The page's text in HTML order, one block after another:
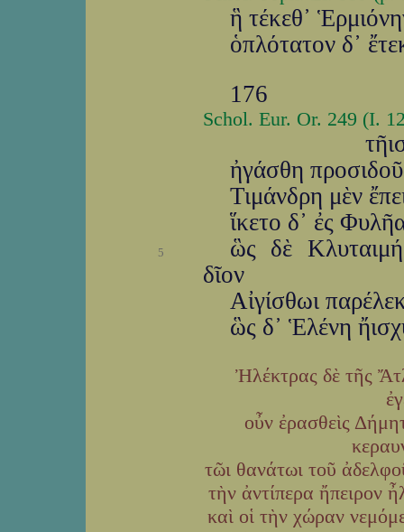
ἣ τέκεθ᾽
ὁπλότατον δ᾽
176
Schol. Eur. Or. 249 (I.
ἠγάσθη
Τιμάνδρη μὲν
ἵκετο δ᾽ ἐς
5
ὣς δὲ
δῖον
Αἰγίσθωι
ὣς δ᾽ Ἑλένη
Ἠλέκτρας δὲ τῆς
οὖν ἐρασθεὶς
τῶι θανάτωι τοῦ
τὴν ἀντίπερα ἤπειρον
καὶ οἱ τὴν χώραν